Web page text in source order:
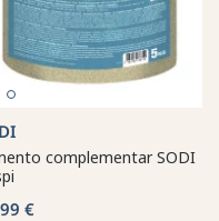
complementar SODI
€